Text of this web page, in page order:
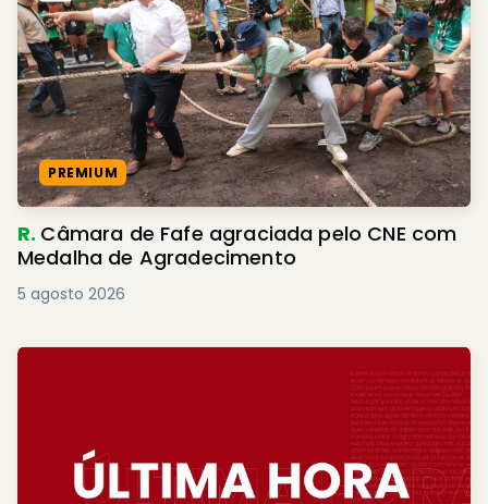
PREMIUM
R. Câmara de Fafe agraciada pelo CNE com
Medalha de Agradecimento
5 agosto 2026